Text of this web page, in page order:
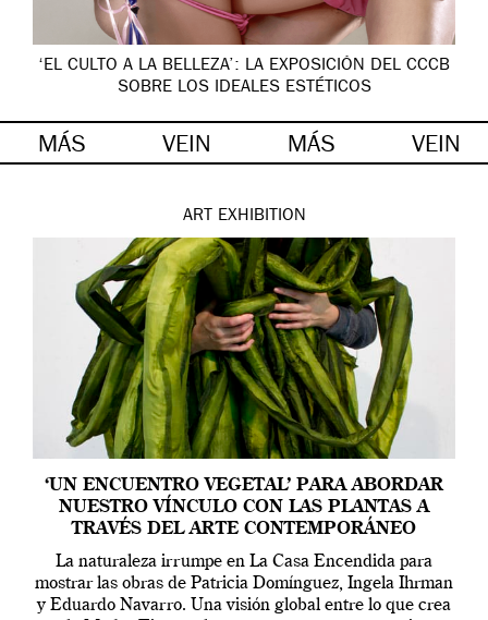
‘EL CULTO A LA BELLEZA’: LA EXPOSICIÓN DEL CCCB
SOBRE LOS IDEALES ESTÉTICOS
MÁS VEIN MÁS VEIN
ART EXHIBITION
‘UN ENCUENTRO VEGETAL’ PARA ABORDAR
NUESTRO VÍNCULO CON LAS PLANTAS A
TRAVÉS DEL ARTE CONTEMPORÁNEO
La naturaleza irrumpe en La Casa Encendida para
mostrar las obras de Patricia Domínguez, Ingela Ihrman
y Eduardo Navarro. Una visión global entre lo que crea